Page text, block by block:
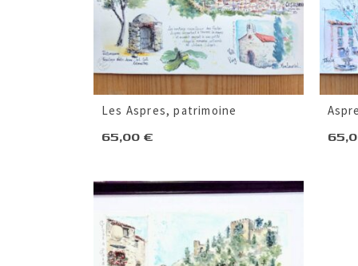
Les Aspres, patrimoine
65,00 €